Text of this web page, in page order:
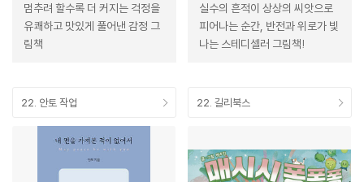
멈추려 할수록 더 커지는 걱정을
유쾌하고 맛있게 풀어낸 감정 그
림책
실수의 흔적이 상상의 씨앗으로
피어나는 순간, 반전과 위로가 빛
나는 스테디셀러 그림책!
22. 안토 작업 22. 길리북스